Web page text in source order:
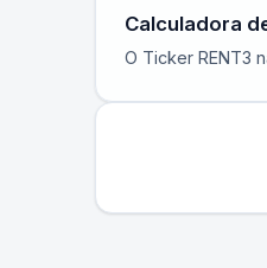
Calculadora
O Ticker RENT3